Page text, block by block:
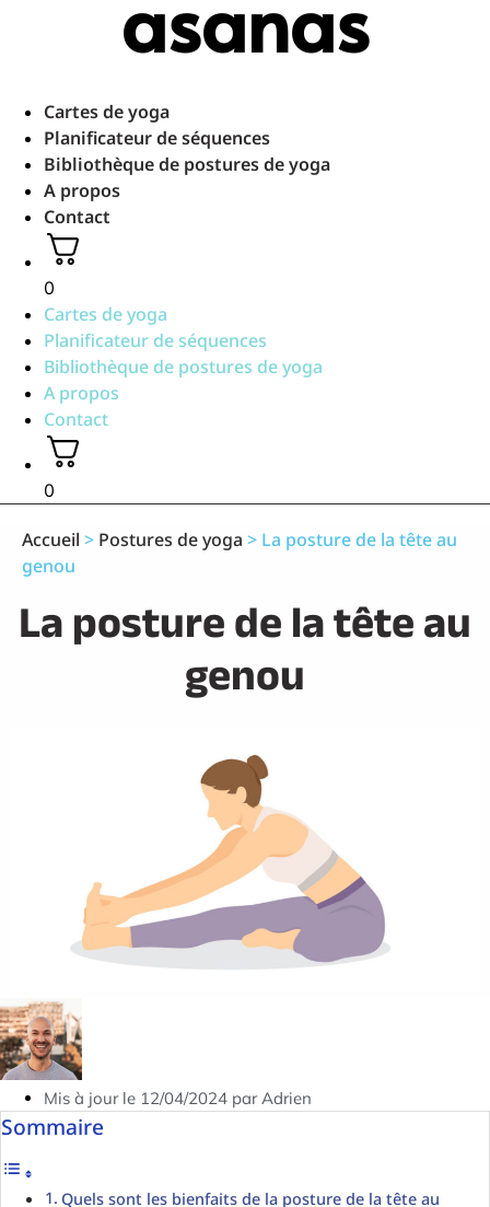
asanas
Cartes de yoga
Planificateur de séquences
Bibliothèque de postures de yoga
A propos
Contact
0
Cartes de yoga
Planificateur de séquences
Bibliothèque de postures de yoga
A propos
Contact
0
Accueil > Postures de yoga > La posture de la tête au
genou
La posture de la tête au
genou
Mis à jour le 12/04/2024 par Adrien
Sommaire
Quels sont les bienfaits de la posture de la tête au